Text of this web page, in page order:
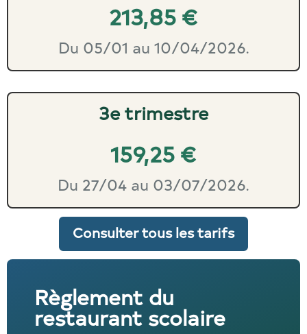
213,85 €
Du 05/01 au 10/04/2026.
3e trimestre
159,25 €
Du 27/04 au 03/07/2026.
Consulter tous les tarifs
Règlement du
restaurant scolaire